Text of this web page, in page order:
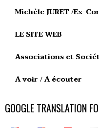
Michèle JURET /Ex-
LE SITE WEB
Associations et
A voir / A écouter
GOOGLE TRANSLATION